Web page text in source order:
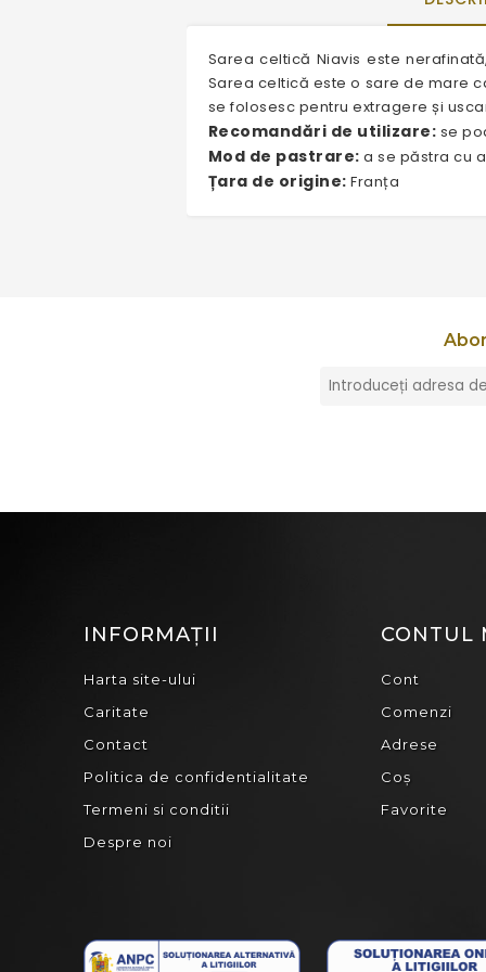
Sarea celtică Niavis este
Sarea celtică este o sare de mare
se folosesc pentru extragere și
Recomandări de utilizare: se
Mod de pastrare: a se păstra cu
Țara de origine: Franța
INFORMAȚII
Harta site-ului
Caritate
Contact
Politica de confidentialitate
Termeni si conditii
Despre noi
CONTUL
Cont
Comenzi
Adrese
Coș
Favorite